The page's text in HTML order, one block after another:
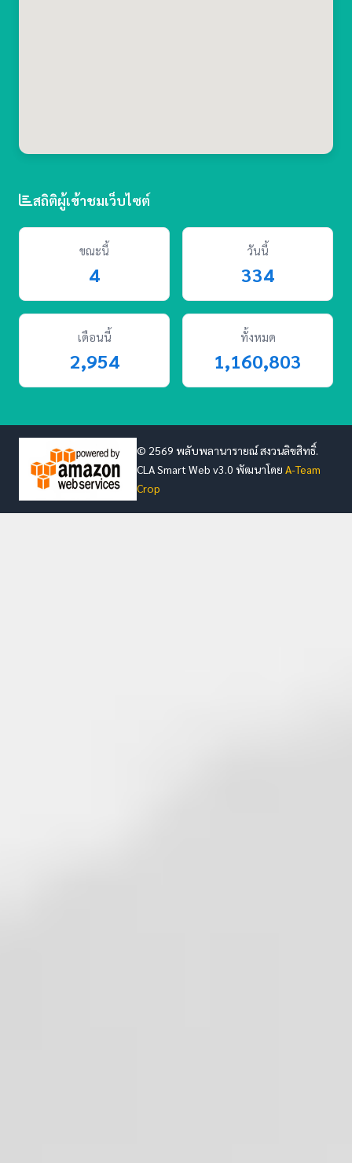
สถิติผู้เข้าชมเว็บไซต์
ขณะนี้
4
วันนี้
334
เดือนนี้
2,954
ทั้งหมด
1,160,803
© 2569 พลับพลานารายณ์ สงวนลิขสิทธิ์.
CLA Smart Web v3.0 พัฒนาโดย A-Team
Crop